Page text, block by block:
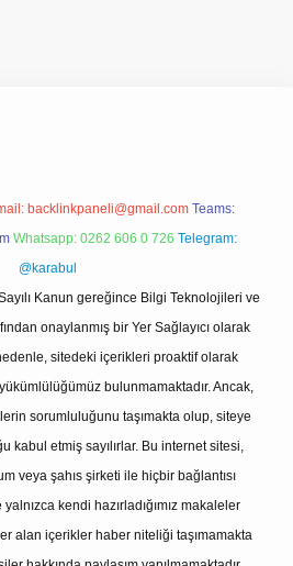
backlinkpaneli@gmail.com Teams:
Whatsapp: 0262 606 0 726 Telegram:
@karabul
Kanun gereğince Bilgi Teknolojileri ve
onaylanmış bir Yer Sağlayıcı olarak
sitedeki içerikleri proaktif olarak
bulunmamaktadır. Ancak,
sorumluluğunu taşımakta olup, siteye
kabul etmiş sayılırlar. Bu internet sitesi,
veya şahıs şirketi ile hiçbir bağlantısı
kendi hazırladığımız makaleler
alan içerikler haber niteliği taşımamakta